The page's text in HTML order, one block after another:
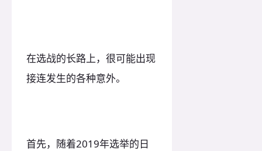
在选战的长路上，很可能出现
接连发生的各种意外。
首先，随着2019年选举的日